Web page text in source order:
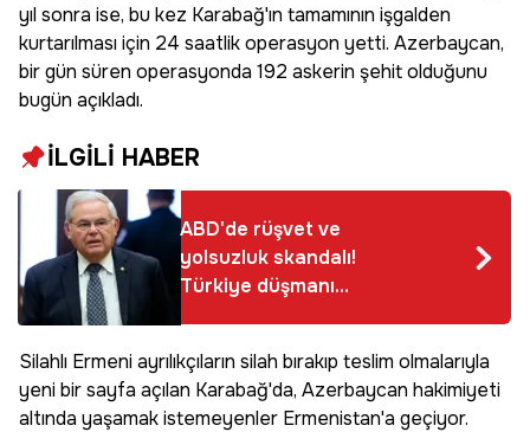
yıl sonra ise, bu kez Karabağ'ın tamamının işgalden
kurtarılması için 24 saatlik operasyon yetti. Azerbaycan,
bir gün süren operasyonda 192 askerin şehit olduğunu
bugün açıkladı.
İLGİLİ HABER
ABD'de rüşvet ve
yolsuzluk skandalı!
Türkiye düşmanı
fos çıktı: İçi para dolu
zarflarda DNA izi...
Silahlı Ermeni ayrılıkçıların silah bırakıp teslim olmalarıyla
yeni bir sayfa açılan Karabağ'da, Azerbaycan hakimiyeti
altında yaşamak istemeyenler Ermenistan'a geçiyor.